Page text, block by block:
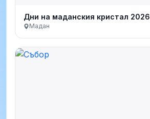
Дни на маданския кристал 2026
Мадан